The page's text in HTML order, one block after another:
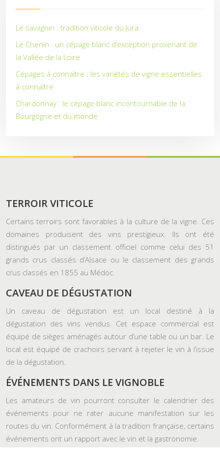
Le savagnin : tradition viticole du Jura
Le Chenin : un cépage blanc d’exception provenant de
la Vallée de la Loire
Cépages à connaître : les variétés de vigne essentielles
à connaître
Chardonnay : le cépage blanc incontournable de la
Bourgogne et du monde
TERROIR VITICOLE
Certains terroirs sont favorables à la culture de la vigne. Ces
domaines produisent des vins prestigieux. Ils ont été
distingués par un classement officiel comme celui des 51
grands crus classés d’Alsace ou le classement des grands
crus classés en 1855 au Médoc.
CAVEAU DE DÉGUSTATION
Un caveau de dégustation est un local destiné à la
dégustation des vins vendus. Cet espace commercial est
équipé de sièges aménagés autour d’une table ou un bar. Le
local est équipé de crachoirs servant à rejeter le vin à l’issue
de la dégustation.
ÉVÉNEMENTS DANS LE VIGNOBLE
Les amateurs de vin pourront consulter le calendrier des
événements pour ne rater aucune manifestation sur les
routes du vin. Conformément à la tradition française, certains
événements ont un rapport avec le vin et la gastronomie.